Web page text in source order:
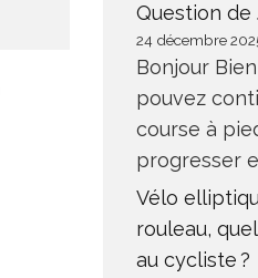
Question de
24 décembre
Bonjour
pouvez
course à
progresser
Vélo
rouleau,
au cycliste ?